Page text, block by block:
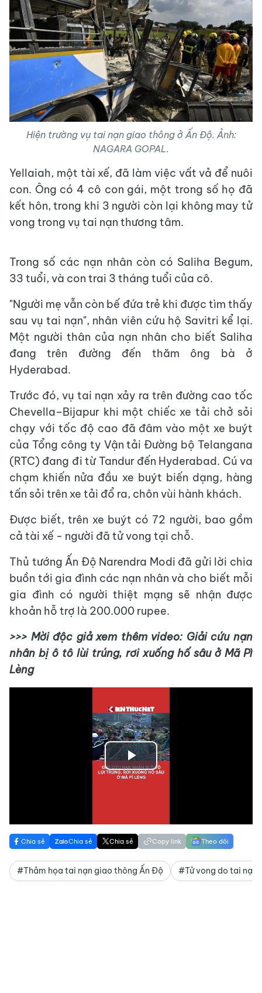
Hiện trường vụ tai nạn giao thông ở Ấn Độ. Ảnh:
NAGARA GOPAL.
Yellaiah, một tài xế, đã làm việc vất vả để nuôi
con. Ông có 4 cô con gái, một trong số họ đã
kết hôn, trong khi 3 người còn lại không may tử
vong trong vụ tai nạn thương tâm.
Trong số các nạn nhân còn có Saliha Begum,
33 tuổi, và con trai 3 tháng tuổi của cô.
"Người mẹ vẫn còn bế đứa trẻ khi được tìm thấy
sau vụ tai nạn", nhân viên cứu hộ Savitri kể lại.
Một người thân của nạn nhân cho biết Saliha
đang trên đường đến thăm ông bà ở
Hyderabad.
Trước đó, vụ tai nạn xảy ra trên đường cao tốc
Chevella–Bijapur khi một chiếc xe tải chở sỏi
chạy với tốc độ cao đã đâm vào một xe buýt
của Tổng công ty Vận tải Đường bộ Telangana
(RTC) đang đi từ Tandur đến Hyderabad. Cú va
chạm khiến nửa đầu xe buýt biến dạng, hàng
tấn sỏi trên xe tải đổ ra, chôn vùi hành khách.
Được biết, trên xe buýt có 72 người, bao gồm
cả tài xế - người đã tử vong tại chỗ.
Thủ tướng Ấn Độ Narendra Modi đã gửi lời chia
buồn tới gia đình các nạn nhân và cho biết mỗi
gia đình có người thiệt mạng sẽ nhận được
khoản hỗ trợ là 200.000 rupee.
>>> Mời độc giả xem thêm video: Giải cứu nạn
nhân bị ô tô lùi trúng, rơi xuống hố sâu ở Mã Pì
Lèng
Play
Chia sẻ Chia sẻ Chia sẻ Copy link Theo dõi
#Thảm họa tai nạn giao thông Ấn Độ #Tử vong do tai nạn